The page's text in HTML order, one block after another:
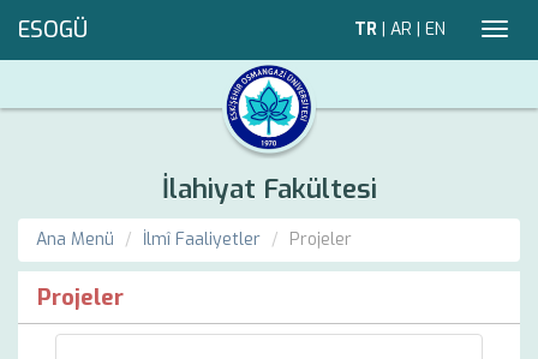
ESOGÜ TR | AR | EN
İlahiyat Fakültesi
Ana Menü İlmî Faaliyetler Projeler
Projeler